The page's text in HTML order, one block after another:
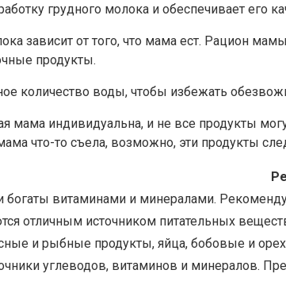
грудного молока и обеспечивает его
зависит от того, что мама ест. Рацион
продукты.
количество воды, чтобы избежать
мама индивидуальна, и не все продукты
что-то съела, возможно, эти продукты
витаминами и минералами.
отличным источником питательных
и рыбные продукты, яйца, бобовые и
углеводов, витаминов и минералов.